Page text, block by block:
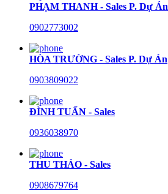
PHẠM THANH - Sales P. Dự Án
0902773002
HÒA TRƯỜNG - Sales P. Dự Án
0903809022
ĐÌNH TUẤN - Sales
0936038970
THU THẢO - Sales
0908679764